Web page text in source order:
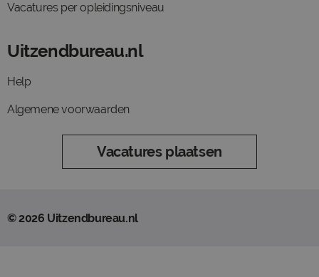
Vacatures per opleidingsniveau
Uitzendbureau.nl
Help
Algemene voorwaarden
Vacatures plaatsen
© 2026 Uitzendbureau.nl